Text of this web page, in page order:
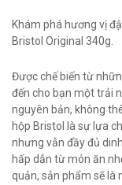
Khám phá hương vị
Bristol Original 340g.
Được chế biến từ
đến cho bạn một trải
nguyên bản, không
hộp Bristol là sự lựa
nhưng vẫn đầy đủ
hấp dẫn từ món ăn
quản, sản phẩm sẽ là